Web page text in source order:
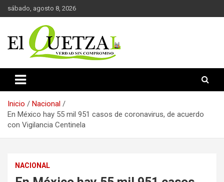
Saltar
al
sábado, agosto 8, 2026
El Quetzal de Cholula
Inicio
Nacional
En México hay 55 mil 951 casos de coronavirus, de acuerdo
con Vigilancia Centinela
NACIONAL